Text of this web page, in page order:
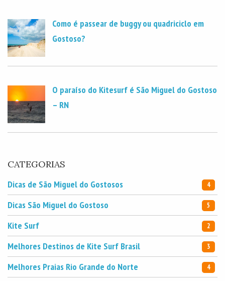
Como é passear de buggy ou quadriciclo em
Gostoso?
O paraíso do Kitesurf é São Miguel do Gostoso
– RN
CATEGORIAS
Dicas de São Miguel do Gostosos
4
Dicas São Miguel do Gostoso 5
Kite Surf 2
Melhores Destinos de Kite Surf Brasil 3
Melhores Praias Rio Grande do Norte 4